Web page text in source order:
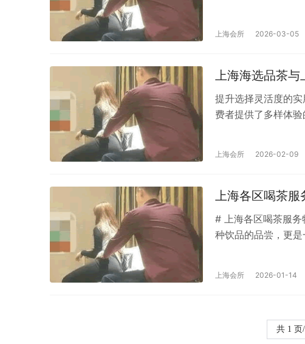
更为熟悉，在按摩过
技师时可能会考虑
上海会所 2026-03-05
上海海选品茶
提升选择灵活度的
费者提供了多样体
师会根据这些信息，
海选场子不限次的
上海会所 2026-02-09
上海各区喝茶服
# 上海各区喝茶服
种饮品的品尝，更
文化氛围。茶馆的装
上海会所 2026-01-14
共 1 页